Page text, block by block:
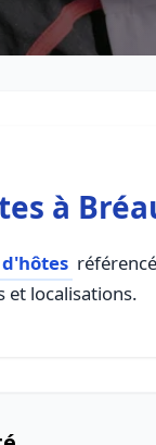
à
et localisations.